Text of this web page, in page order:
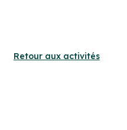
Retour aux activités